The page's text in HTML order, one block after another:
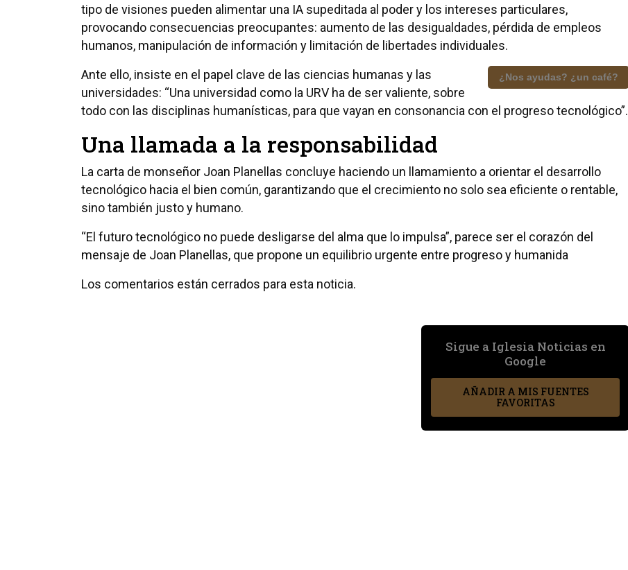
tipo de visiones pueden alimentar una IA supeditada al poder y los intereses particulares,
provocando consecuencias preocupantes: aumento de las desigualdades, pérdida de empleos
humanos, manipulación de información y limitación de libertades individuales.
¿Nos ayudas? ¿un café?
Ante ello, insiste en el papel clave de las ciencias humanas y las
universidades: “Una universidad como la URV ha de ser valiente, sobre
todo con las disciplinas humanísticas, para que vayan en consonancia con el progreso tecnológico”.
Una llamada a la responsabilidad
La carta de monseñor Joan Planellas concluye haciendo un llamamiento a orientar el desarrollo
tecnológico hacia el bien común, garantizando que el crecimiento no solo sea eficiente o rentable,
sino también justo y humano.
“El futuro tecnológico no puede desligarse del alma que lo impulsa”, parece ser el corazón del
mensaje de Joan Planellas, que propone un equilibrio urgente entre progreso y humanida
Los comentarios están cerrados para esta noticia.
Sigue a Iglesia Noticias en
Google
AÑADIR A MIS FUENTES
FAVORITAS